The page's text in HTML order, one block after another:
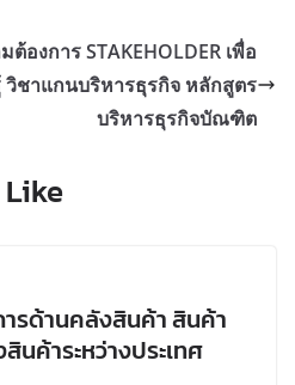
องการ STAKEHOLDER เพื่อ
วิชาแกนบริหารธุรกิจ หลักสูตร
บริหารธุรกิจบัณฑิต
รด้านคลังสินค้า สินค้า
นค้าระหว่างประเทศ